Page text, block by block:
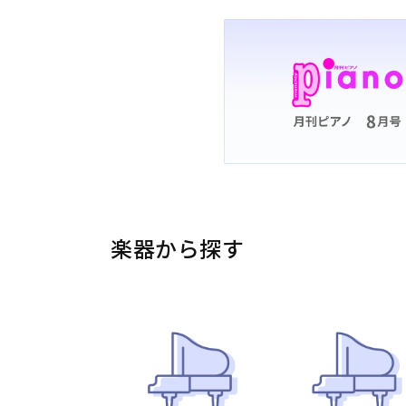
楽器から探す